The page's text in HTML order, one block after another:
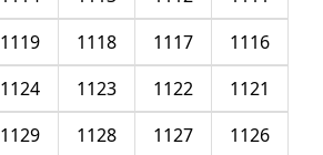
1116
1117
1118
1119
1121
1122
1123
1124
1126
1127
1128
1129